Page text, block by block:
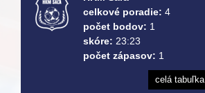
celkové poradie: 4
počet bodov: 1
skóre: 23:23
počet zápasov: 1
celá tabuľka